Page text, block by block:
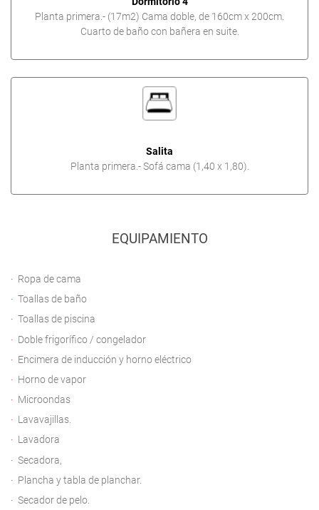
Planta primera.- (17m2) Cama doble, de 160cm x 200cm.
Cuarto de baño con bañera en suite.
Salita
Planta primera.- Sofá cama (1,40 x 1,80).
EQUIPAMIENTO
Ropa de cama
Toallas de baño
Toallas de piscina
Doble frigorífico / congelador
Encimera de inducción y horno eléctrico
Horno de vapor
Microondas
Lavavajillas.
Lavadora
Secadora,
Plancha y tabla de planchar.
Secador de pelo.